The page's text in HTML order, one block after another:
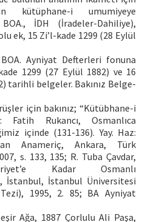
kütüphane-i umumiyeye
İDH (İradeler-Dahiliye),
ek, 15 Zi’l-kade 1299 (28 Eylül
BOA. Ayniyat Defterleri fonuna
1299 (27 Eylül 1882) ve 16
tarihli belgeler. Bakınız Belge-
için bakınız; “Kütübhane-i
Fatih Rukancı, Osmanlıca
içinde (131-136). Yay. Haz:
Anameriç, Ankara, Türk
s. 133, 135; R. Tuba Çavdar,
Kadar Osmanlı
İstanbul, İstanbul Üniversitesi
Tezi), 1995, 2. 85; BA Ayniyat
Ağa, 1887 Çorlulu Ali Paşa,